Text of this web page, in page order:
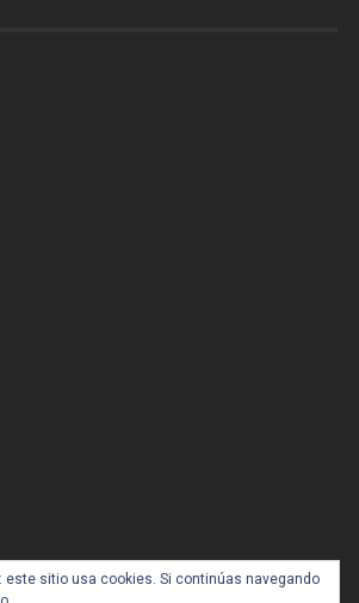
este sitio usa cookies. Si continúas navegando